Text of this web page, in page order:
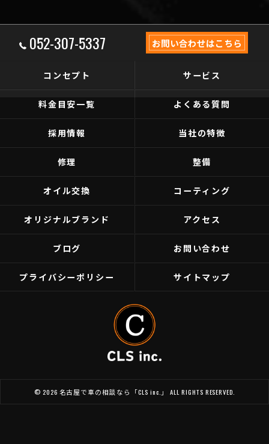
052-307-5337 お問い合わせはこちら
コンセプト サービス
料金目安一覧 よくある質問
採用情報 当社の特徴
修理 整備
オイル交換 コーティング
オリジナルブランド アクセス
ブログ お問い合わせ
プライバシーポリシー サイトマップ
© 2026 名古屋で車の相談なら「CLS inc.」 ALL RIGHTS RESERVED.